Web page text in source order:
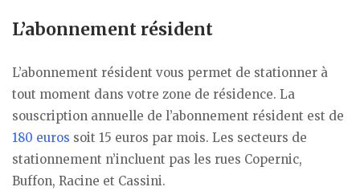
L’abonnement résident
L’abonnement résident vous permet de stationner à
tout moment dans votre zone de résidence. La
souscription annuelle de l’abonnement résident est de
180 euros soit 15 euros par mois. Les secteurs de
stationnement n’incluent pas les rues Copernic,
Buffon, Racine et Cassini.